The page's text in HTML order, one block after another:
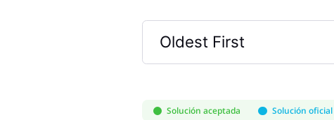
Oldest First
Selected
First
Solución aceptada Solución oficial